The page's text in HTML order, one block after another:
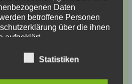
Daten
betroffene Personen
über die ihnen
aufgeklärt.
Verantwortlicher
um einen möglichst
Statistiken